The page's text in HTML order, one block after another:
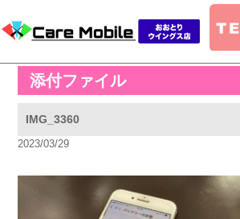
添付ファイル
IMG_3360
2023/03/29